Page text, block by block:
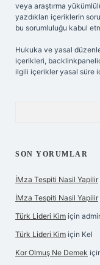
veya araştırma
yazdıkları içeriklerin
bu sorumluluğu kabul
Hukuka ve yasal
içerikleri,
ilgili içerikler yasal süre
SON YORUMLAR
İMza Tespiti Nasil Yapilir
İMza Tespiti Nasil Yapilir
Türk Lideri Kim için
Türk Lideri Kim için Kel
Kor Olmuş Ne Demek